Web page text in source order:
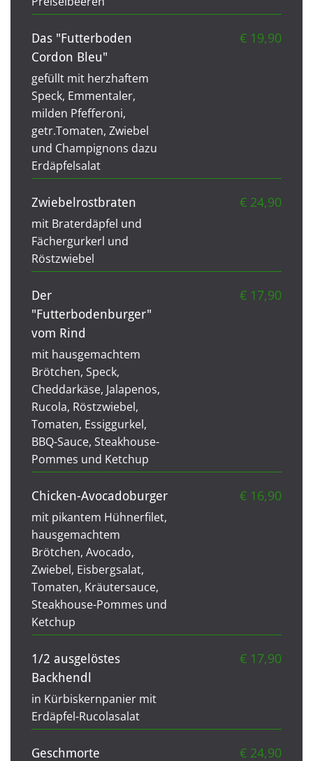
Das "Futterboden
Cordon Bleu"
€ 19,90
gefüllt mit herzhaftem
Speck, Emmentaler,
milden Pfefferoni,
getr.Tomaten, Zwiebel
und Champignons dazu
Erdäpfelsalat
Zwiebelrostbraten € 24,90
mit Braterdäpfel und
Fächergurkerl und
Röstzwiebel
Der
"Futterbodenburger"
vom Rind
€ 17,90
mit hausgemachtem
Brötchen, Speck,
Cheddarkäse, Jalapenos,
Rucola, Röstzwiebel,
Tomaten, Essiggurkel,
BBQ-Sauce, Steakhouse-
Pommes und Ketchup
Chicken-Avocadoburger € 16,90
mit pikantem Hühnerfilet,
hausgemachtem
Brötchen, Avocado,
Zwiebel, Eisbergsalat,
Tomaten, Kräutersauce,
Steakhouse-Pommes und
Ketchup
1/2 ausgelöstes
Backhendl
€ 17,90
in Kürbiskernpanier mit
Erdäpfel-Rucolasalat
Geschmorte
€ 24,90